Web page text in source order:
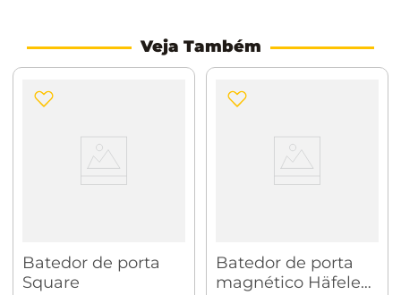
Material: Latão Versátil: Pode ser instalado em piso
ou parede.
Veja Também
Batedor de porta
Square
Batedor de porta
magnético Häfele